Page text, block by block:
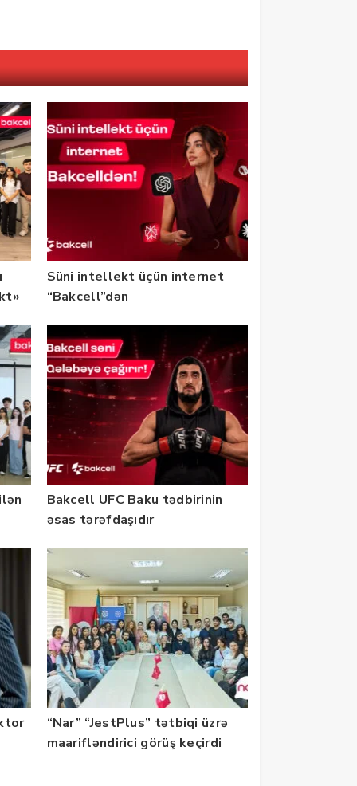
Süni intellekt üçün internet
“Bakcell”dən
Bakcell UFC Baku tədbirinin
əsas tərəfdaşıdır
“Nar” “JestPlus” tətbiqi üzrə
maarifləndirici görüş keçirdi